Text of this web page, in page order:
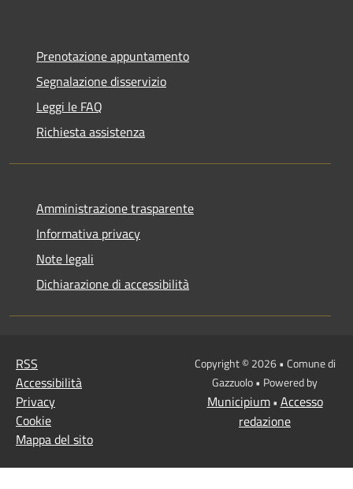
Prenotazione appuntamento
Segnalazione disservizio
Leggi le FAQ
Richiesta assistenza
Amministrazione trasparente
Informativa privacy
Note legali
Dichiarazione di accessibilità
RSS
Accessibilità
Privacy
Cookie
Mappa del sito
Copyright © 2026 • Comune di
Gazzuolo • Powered by
Municipium• Accesso
redazione